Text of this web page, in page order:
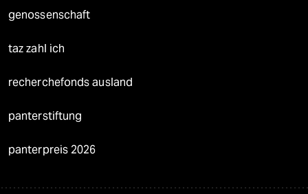
genossenschaft
taz zahl ich
recherchefonds ausland
panterstiftung
panterpreis 2026